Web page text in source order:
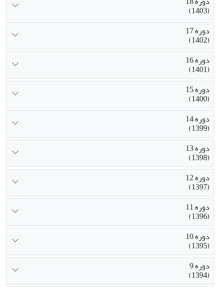
(1403)
دوره 17
(1402)
دوره 16
(1401)
دوره 15
(1400)
دوره 14
(1399)
دوره 13
(1398)
دوره 12
(1397)
دوره 11
(1396)
دوره 10
(1395)
دوره 9
(1394)